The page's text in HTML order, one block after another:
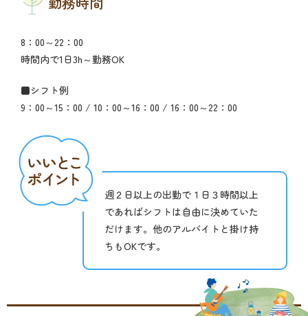
8：00～22：00
時間内で1日3h～勤務OK
■シフト例
9：00～15：00 / 10：00～16：00 / 16：00～22：00
週２日以上の出勤で１日３時間以上
であればシフトは自由に決めていた
だけます。他のアルバイトと掛け持
ちもOKです。